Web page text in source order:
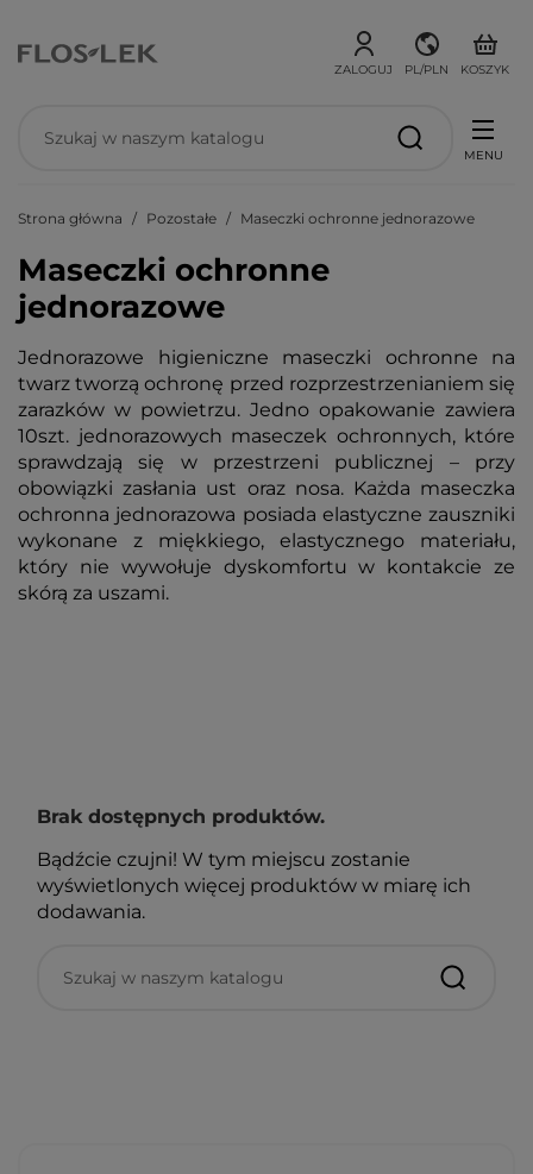
ZALOGUJ PL/PLN KOSZYK
MENU
Strona główna Pozostałe Maseczki ochronne jednorazowe
Maseczki ochronne
jednorazowe
Jednorazowe higieniczne maseczki ochronne na
twarz tworzą ochronę przed rozprzestrzenianiem się
zarazków w powietrzu. Jedno opakowanie zawiera
10szt. jednorazowych maseczek ochronnych, które
sprawdzają się w przestrzeni publicznej – przy
obowiązki zasłania ust oraz nosa. Każda maseczka
ochronna jednorazowa posiada elastyczne zauszniki
wykonane z miękkiego, elastycznego materiału,
który nie wywołuje dyskomfortu w kontakcie ze
skórą za uszami.
Brak dostępnych produktów.
Bądźcie czujni! W tym miejscu zostanie
wyświetlonych więcej produktów w miarę ich
dodawania.